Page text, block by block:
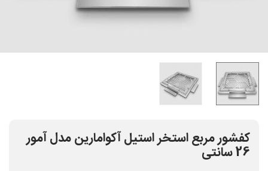
کفشور مربع استخر استیل آکوامارین مدل آمور
26 سانتی